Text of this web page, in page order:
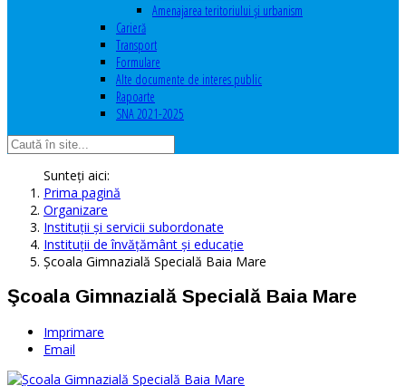
Amenajarea teritoriului şi urbanism
Carieră
Transport
Formulare
Alte documente de interes public
Rapoarte
SNA 2021-2025
Sunteți aici:
Prima pagină
Organizare
Instituţii şi servicii subordonate
Instituţii de învăţământ şi educaţie
Şcoala Gimnazială Specială Baia Mare
Şcoala Gimnazială Specială Baia Mare
Imprimare
Email